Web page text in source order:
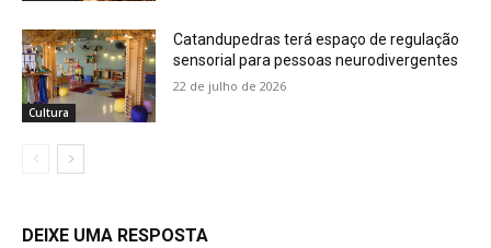
Cultura
Catandupedras terá espaço de regulação
sensorial para pessoas neurodivergentes
22 de julho de 2026
DEIXE UMA RESPOSTA